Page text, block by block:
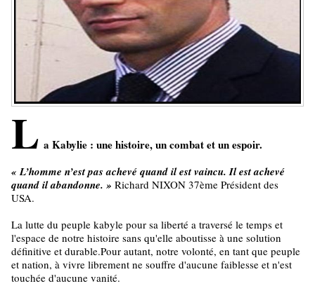
L a Kabylie : une histoire, un combat et un espoir.
« L’homme n’est pas achevé quand il est vaincu. Il est achevé
quand il abandonne. » Richard NIXON 37ème Président des
USA.
La lutte du peuple kabyle pour sa liberté a traversé le temps et
l'espace de notre histoire sans qu'elle aboutisse à une solution
définitive et durable.Pour autant, notre volonté, en tant que peuple
et nation, à vivre librement ne souffre d'aucune faiblesse et n'est
touchée d'aucune vanité.